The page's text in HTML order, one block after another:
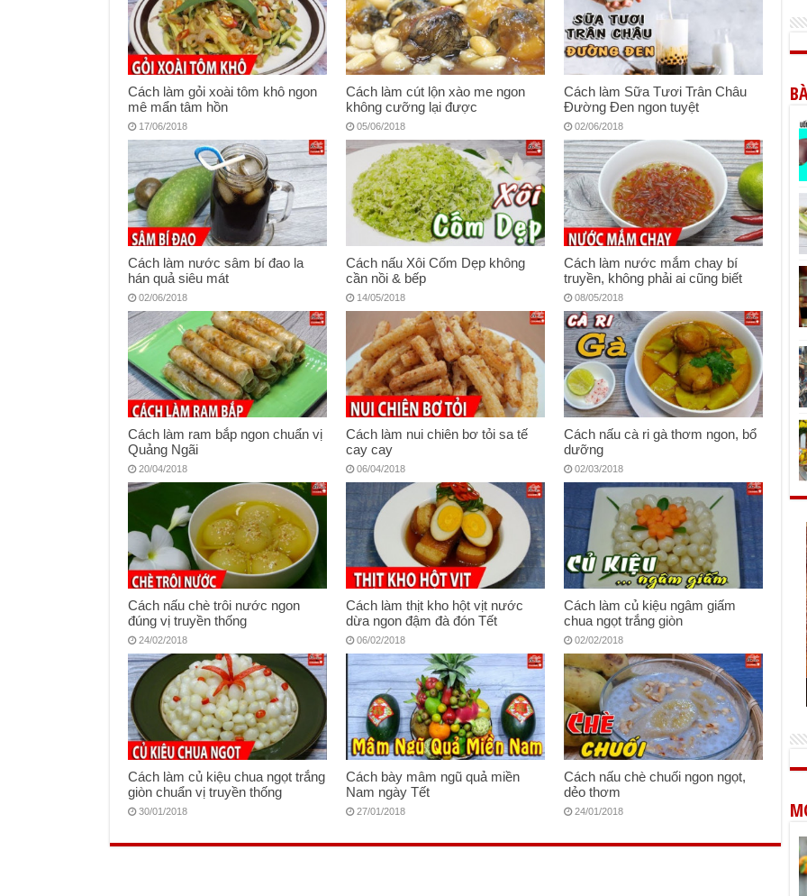
Cách làm gỏi xoài tôm khô ngon
mê mẩn tâm hồn
17/06/2018
Cách làm cút lộn xào me ngon
không cưỡng lại được
05/06/2018
Cách làm Sữa Tươi Trân Châu
Đường Đen ngon tuyệt
02/06/2018
Cách làm nước sâm bí đao la
hán quả siêu mát
02/06/2018
Cách nấu Xôi Cốm Dẹp không
cần nồi & bếp
14/05/2018
Cách làm nước mắm chay bí
truyền, không phải ai cũng biết
08/05/2018
Cách làm ram bắp ngon chuẩn vị
Quảng Ngãi
20/04/2018
Cách làm nui chiên bơ tỏi sa tế
cay cay
06/04/2018
Cách nấu cà ri gà thơm ngon, bổ
dưỡng
02/03/2018
Cách nấu chè trôi nước ngon
đúng vị truyền thống
24/02/2018
Cách làm thịt kho hột vịt nước
dừa ngon đậm đà đón Tết
06/02/2018
Cách làm củ kiệu ngâm giấm
chua ngọt trắng giòn
02/02/2018
Cách làm củ kiệu chua ngọt trắng
giòn chuẩn vị truyền thống
30/01/2018
Cách bày mâm ngũ quả miền
Nam ngày Tết
27/01/2018
Cách nấu chè chuối ngon ngọt,
dẻo thơm
24/01/2018